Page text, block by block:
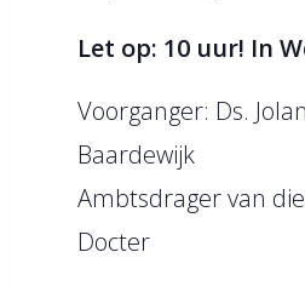
Let op: 10 uur! In
Voorganger: Ds.
Baardewijk
Ambtsdrager van
Docter